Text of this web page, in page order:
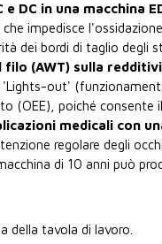
DC in una macchina
impedisce
dei bordi di taglio degli
(AWT) sulla
out'
(OEE), poiché
medicali con
regolare degli
di 10 anni può
della tavola di lavoro.